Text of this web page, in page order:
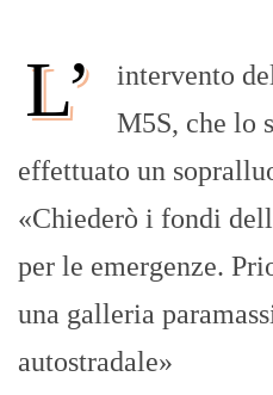
L’
intervento
M5S, che lo
effettuato un
«Chiederò i fondi
per le emergenze.
una galleria
autostradale»